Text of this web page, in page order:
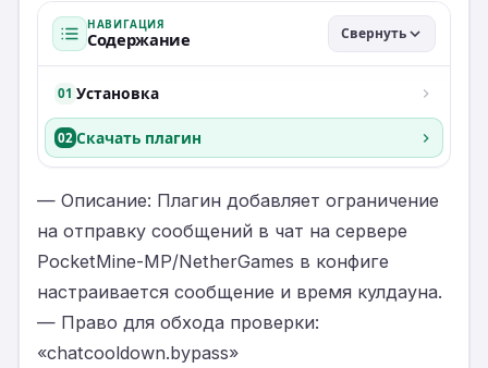
НАВИГАЦИЯ
Содержание Свернуть
01 Установка
02 Скачать плагин
— Описание: Плагин добавляет ограничение
на отправку сообщений в чат на сервере
PocketMine-MP/NetherGames в конфиге
настраивается сообщение и время кулдауна.
— Право для обхода проверки:
«chatcooldown.bypass»